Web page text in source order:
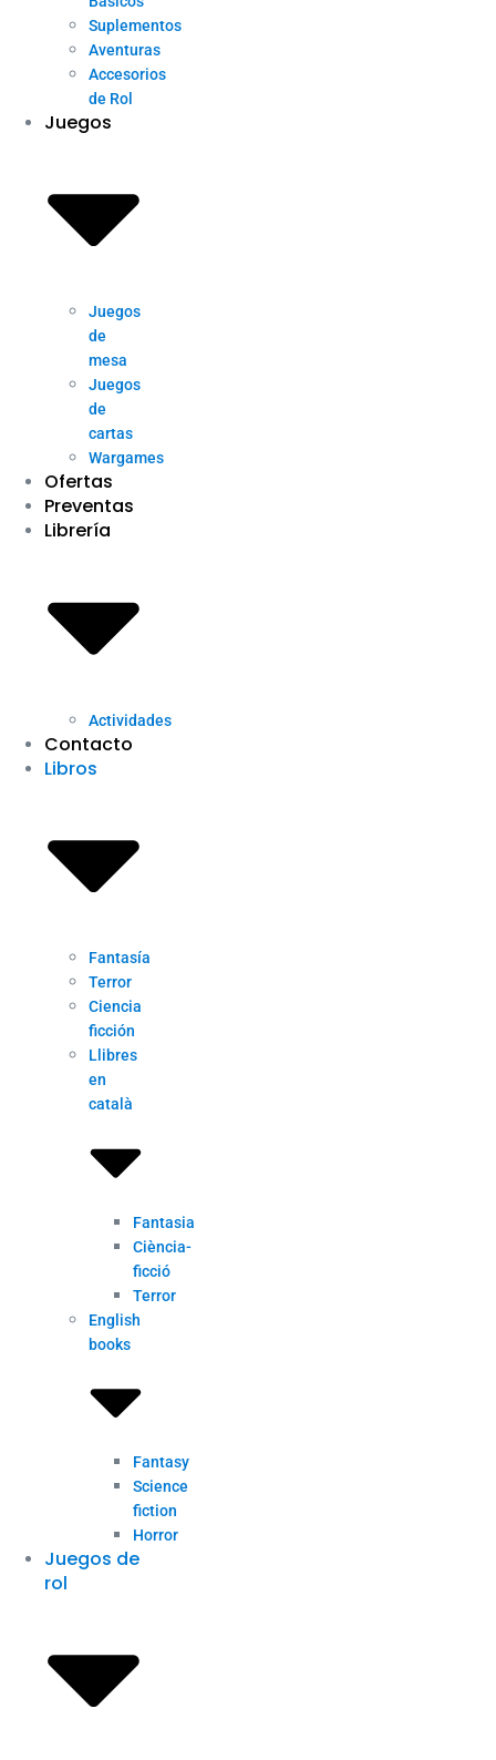
Suplementos
Aventuras
Accesorios
de Rol
Juegos
Juegos
de
mesa
Juegos
de
cartas
Wargames
Ofertas
Preventas
Librería
Actividades
Contacto
Libros
Fantasía
Terror
Ciencia
ficción
Llibres
en
català
Fantasia
Ciència-
ficció
Terror
English
books
Fantasy
Science
fiction
Horror
Juegos de
rol